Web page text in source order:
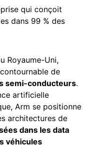
qui conçoit
dans 99 % des
Royaume-Uni,
de
semi-conducteurs.
artificielle
Arm se positionne
architectures de
dans les data
véhicules